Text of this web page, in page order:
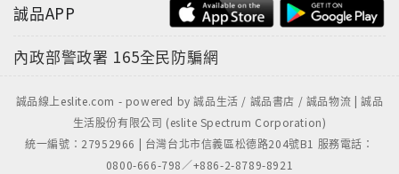
誠品APP
內政部警政署 165全民防騙網
誠品線上eslite.com - powered by 誠品生活 / 誠品書店 / 誠品物流 | 誠品
生活股份有限公司 (eslite Spectrum Corporation)
統一編號：27952966 | 台灣台北市信義區松德路204號B1 服務電話：
0800-666-798／+886-2-8789-8921